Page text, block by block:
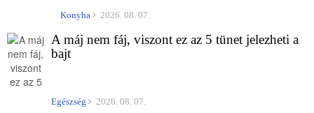
Konyha 2026. 08. 07.
A máj nem fáj, viszont ez az 5 tünet jelezheti a
bajt
Egészség 2026. 08. 07.